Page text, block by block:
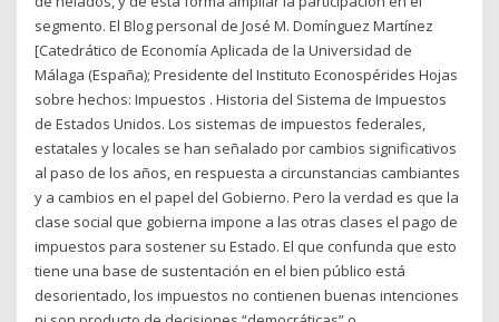
segmento. El Blog personal de José M. Domínguez Martínez
[Catedrático de Economía Aplicada de la Universidad de
Málaga (España); Presidente del Instituto Econospérides Hojas
sobre hechos: Impuestos . Historia del Sistema de Impuestos
de Estados Unidos. Los sistemas de impuestos federales,
estatales y locales se han señalado por cambios significativos
al paso de los años, en respuesta a circunstancias cambiantes
y a cambios en el papel del Gobierno. Pero la verdad es que la
clase social que gobierna impone a las otras clases el pago de
impuestos para sostener su Estado. El que confunda que esto
tiene una base de sustentación en el bien público está
desorientado, los impuestos no contienen buenas intenciones